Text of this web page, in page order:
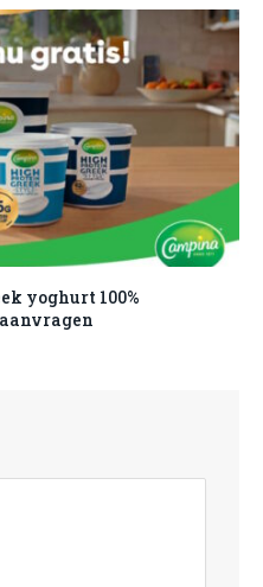
yoghurt 100%